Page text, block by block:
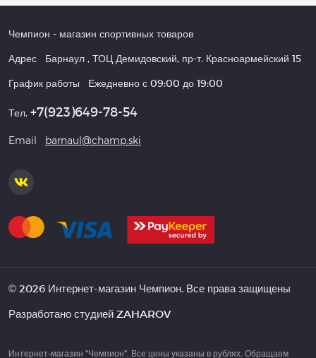
Чемпион - магазин спортивных товаров
Адрес Барнаул , ТОЦ Демидовский, пр-т. Красноармейский 15
График работы Ежедневно с 09:00 до 19:00
Тел. +7(923)649-78-54
Email barnaul@champ.ski
© 2026 Интернет-магазин Чемпион. Все права защищены
Разработано студией ZAHAROV
Интернет-магазин "Чемпион". Все цены указаны в рублях. Обращаем